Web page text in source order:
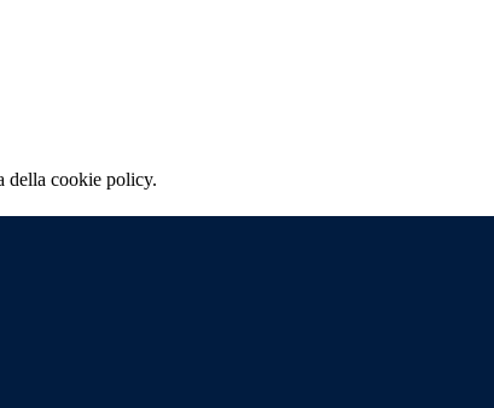
della cookie policy.